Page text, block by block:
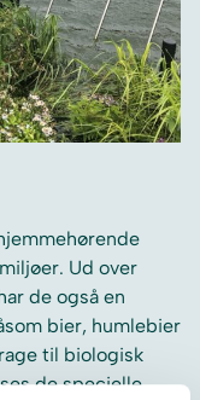
Ud over
de også en
bier, humlebier
til biologisk
de specielle